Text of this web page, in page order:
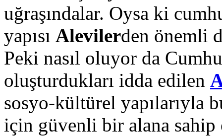
uğraşındalar. Oysa ki
yapısı Alevilerden önemli
Peki nasıl oluyor da
oluşturdukları idda edilen
sosyo-kültürel yapılarıyla
için güvenli bir alana sahip